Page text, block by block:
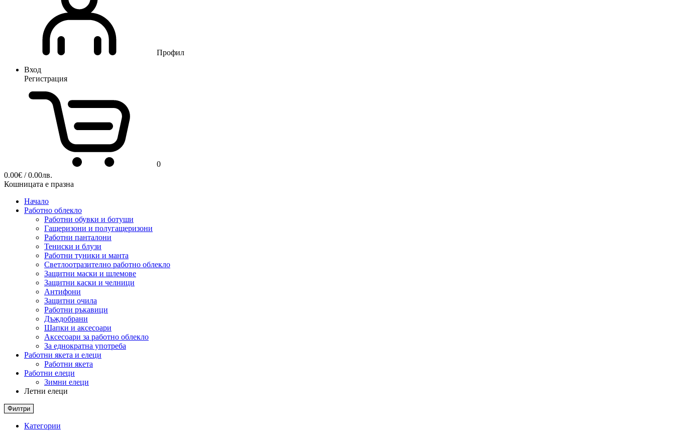
Профил
Вход
Регистрация
0
0.00€ / 0.00лв.
Кошницата е празна
Начало
Работно облекло
Работни обувки и ботуши
Гащеризони и полугащеризони
Работни панталони
Тениски и блузи
Работни туники и манта
Светлоотразително работно облекло
Защитни маски и шлемове
Защитни каски и челници
Антифони
Защитни очила
Работни ръкавици
Дъждобрани
Шапки и аксесоари
Аксесоари за работно облекло
За еднократна употреба
Работни якета и елеци
Работни якета
Работни елеци
Зимни елеци
Летни елеци
Филтри
Категории